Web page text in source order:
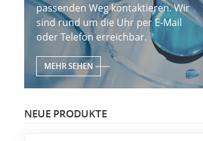
passenden Weg kontaktieren. Wir
sind rund um die Uhr per E-Mail
oder Telefon erreichbar.
MEHR SEHEN
NEUE PRODUKTE